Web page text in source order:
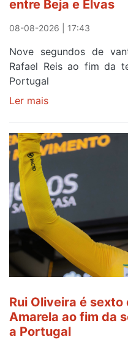
entre Beja e Elvas
08-08-2026 | 17:43
Nove segundos de
Rafael Reis ao fim da
Portugal
Ler mais
Amarela
continua
ser
do
gaiense
Rui
Oliveira
após
quinto
lugar
Beja
e
Elvas
Rui Oliveira é
Amarela ao fim da
a Portugal